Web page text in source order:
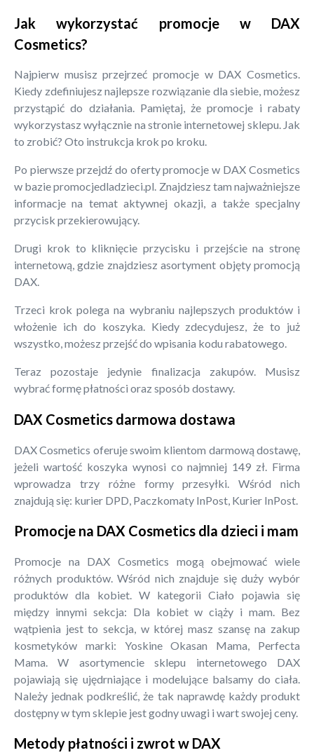
Jak wykorzystać promocje w DAX
Cosmetics?
Najpierw musisz przejrzeć promocje w DAX Cosmetics.
Kiedy zdefiniujesz najlepsze rozwiązanie dla siebie, możesz
przystąpić do działania. Pamiętaj, że promocje i rabaty
wykorzystasz wyłącznie na stronie internetowej sklepu. Jak
to zrobić? Oto instrukcja krok po kroku.
Po pierwsze przejdź do oferty promocje w DAX Cosmetics
w bazie promocjedladzieci.pl. Znajdziesz tam najważniejsze
informacje na temat aktywnej okazji, a także specjalny
przycisk przekierowujący.
Drugi krok to kliknięcie przycisku i przejście na stronę
internetową, gdzie znajdziesz asortyment objęty promocją
DAX.
Trzeci krok polega na wybraniu najlepszych produktów i
włożenie ich do koszyka. Kiedy zdecydujesz, że to już
wszystko, możesz przejść do wpisania kodu rabatowego.
Teraz pozostaje jedynie finalizacja zakupów. Musisz
wybrać formę płatności oraz sposób dostawy.
DAX Cosmetics darmowa dostawa
DAX Cosmetics oferuje swoim klientom darmową dostawę,
jeżeli wartość koszyka wynosi co najmniej 149 zł. Firma
wprowadza trzy różne formy przesyłki. Wśród nich
znajdują się: kurier DPD, Paczkomaty InPost, Kurier InPost.
Promocje na DAX Cosmetics dla dzieci i mam
Promocje na DAX Cosmetics mogą obejmować wiele
różnych produktów. Wśród nich znajduje się duży wybór
produktów dla kobiet. W kategorii Ciało pojawia się
między innymi sekcja: Dla kobiet w ciąży i mam. Bez
wątpienia jest to sekcja, w której masz szansę na zakup
kosmetyków marki: Yoskine Okasan Mama, Perfecta
Mama. W asortymencie sklepu internetowego DAX
pojawiają się ujędrniające i modelujące balsamy do ciała.
Należy jednak podkreślić, że tak naprawdę każdy produkt
dostępny w tym sklepie jest godny uwagi i wart swojej ceny.
Metody płatności i zwrot w DAX